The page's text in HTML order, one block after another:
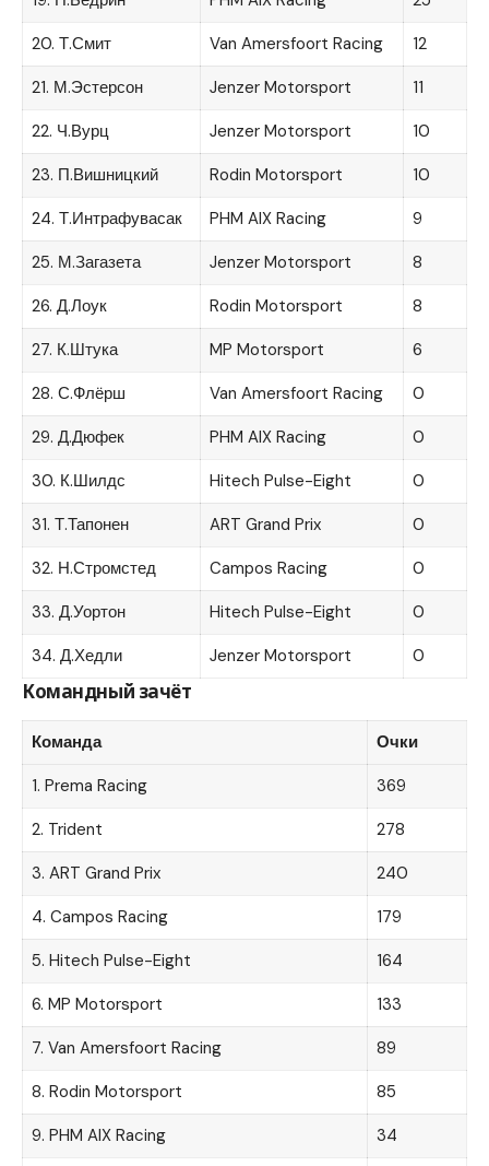
20. Т.Смит
Van Amersfoort Racing
12
21. М.Эстерсон
Jenzer Motorsport
11
22. Ч.Вурц
Jenzer Motorsport
10
23. П.Вишницкий
Rodin Motorsport
10
24. Т.Интрафувасак
PHM AIX Racing
9
25. М.Загазета
Jenzer Motorsport
8
26. Д.Лоук
Rodin Motorsport
8
27. К.Штука
MP Motorsport
6
28. С.Флёрш
Van Amersfoort Racing
0
29. Д.Дюфек
PHM AIX Racing
0
30. К.Шилдс
Hitech Pulse-Eight
0
31. Т.Тапонен
ART Grand Prix
0
32. Н.Стромстед
Campos Racing
0
33. Д.Уортон
Hitech Pulse-Eight
0
34. Д.Хедли
Jenzer Motorsport 0
Командный зачёт
Команда
Очки
1. Prema Racing
369
2. Trident
278
3. ART Grand Prix
240
4. Campos Racing
179
5. Hitech Pulse-Eight
164
6. MP Motorsport
133
7. Van Amersfoort Racing
89
8. Rodin Motorsport
85
9. PHM AIX Racing
34